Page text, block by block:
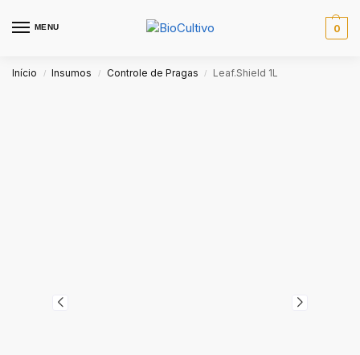
MENU 0
Início / Insumos / Controle de Pragas / Leaf.Shield 1L